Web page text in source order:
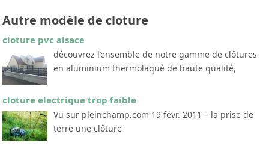
Autre modèle de cloture
cloture pvc alsace
découvrez l’ensemble de notre gamme de clôtures
en aluminium thermolaqué de haute qualité,
cloture electrique trop faible
Vu sur pleinchamp.com 19 févr. 2011 – la prise de
terre une clôture